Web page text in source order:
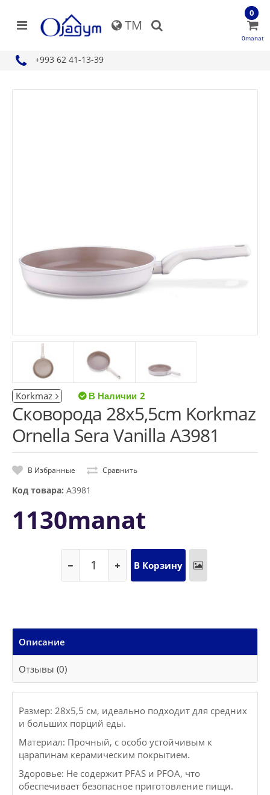
TM
+993 62 41-13-39
0
0manat
Korkmaz 2
Сковорода 28x5,5cm Korkmaz
Ornella Sera Vanilla A3981
В Избранные Сравнить
Код товара: A3981
1130manat
Описание
Отзывы (0)
Размер: 28х5,5 см, идеально подходит для средних
и больших порций еды.
Материал: Прочный, с особо устойчивым к
царапинам керамическим покрытием.
Здоровье: Не содержит PFAS и PFOA, что
обеспечивает безопасное приготовление пищи.